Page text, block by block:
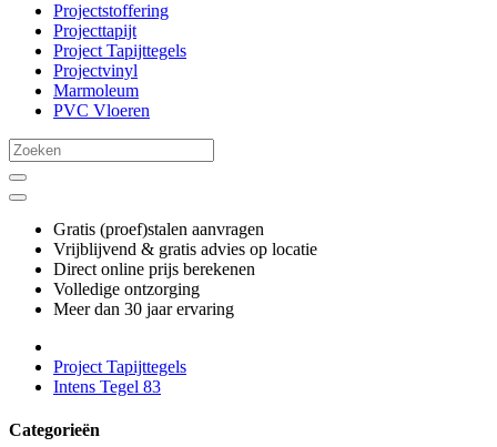
Projectstoffering
Projecttapijt
Project Tapijttegels
Projectvinyl
Marmoleum
PVC Vloeren
Gratis (proef)stalen aanvragen
Vrijblijvend & gratis advies op locatie
Direct online prijs berekenen
Volledige ontzorging
Meer dan 30 jaar ervaring
Project Tapijttegels
Intens Tegel 83
Categorieën